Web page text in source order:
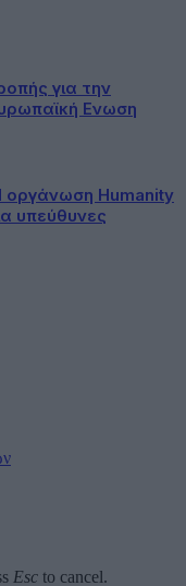
για την
Ενωση
οργάνωση Humanity
υπεύθυνες
Esc to cancel.